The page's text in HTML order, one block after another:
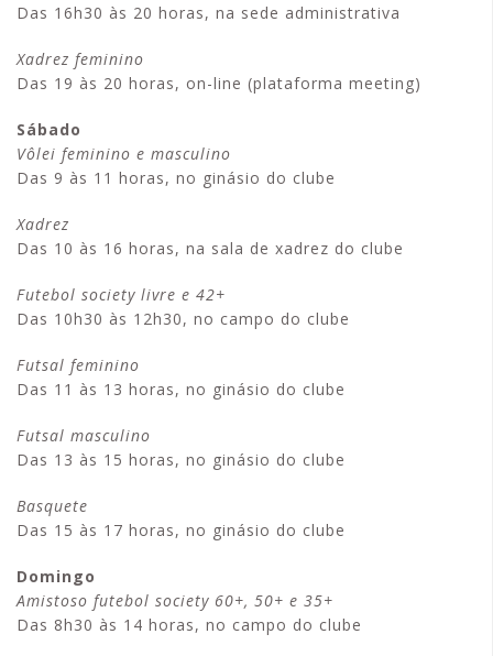
Das 16h30 às 20 horas, na sede administrativa
Xadrez feminino
Das 19 às 20 horas, on-line (plataforma meeting)
Sábado
Vôlei feminino e masculino
Das 9 às 11 horas, no ginásio do clube
Xadrez
Das 10 às 16 horas, na sala de xadrez do clube
Futebol society livre e 42+
Das 10h30 às 12h30, no campo do clube
Futsal feminino
Das 11 às 13 horas, no ginásio do clube
Futsal masculino
Das 13 às 15 horas, no ginásio do clube
Basquete
Das 15 às 17 horas, no ginásio do clube
Domingo
Amistoso futebol society 60+, 50+ e 35+
Das 8h30 às 14 horas, no campo do clube